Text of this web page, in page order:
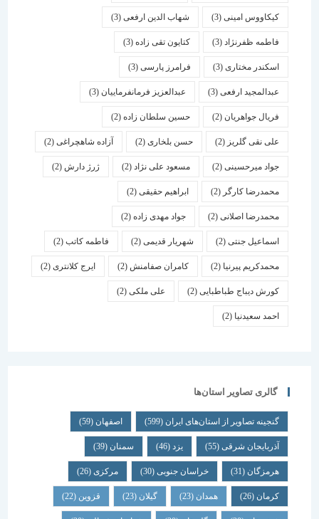
کیکاووس امینی(3) شهاب الدین ارفعی(3)
فاطمه ظفرنژاد(3) کتایون تقی زاده(3)
اسكندر مختاری (3) فرامرز پارسی(3)
عبدالمجید ارفعی(3) عبدالعزیز فرمانفرماییان(3)
فریال جواهریان(2) حسین سلطان زاده(2)
علی نقی گلریز(2) حسن بلخاری(2) آزاده شاهچراغی(2)
جواد میرحسینی (2) مسعود علی نژاد(2) ژرژ دارش (2)
محمدرضا کارگر(2) ابراهیم حقیقی(2)
محمدرضا اصلانی(2) جواد مهدی زاده(2)
اسماعیل جنتی(2) شهریار قدیمی(2) فاطمه کاتب(2)
محمدکریم پیرنیا (2) کامران صفامنش(2) ایرج کلانتری (2)
کورش دیباج طباطبایی(2) علی ملکی(2)
احمد سعیدنیا (2)
گالری تصاویر استان‌ها
گنجینه تصاویر از استان‌های ایران(599) اصفهان (59)
آذربایجان شرقی(55) یزد سمنان (39)
هرمزگان(31) خراسان جنوبی(30) مرکزی (26)
همدان گیلان قزوین